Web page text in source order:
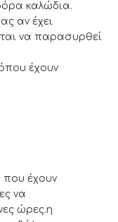
καλώδια.
αν έχει
να παρασυρθεί
έχουν
που έχουν
να
ώρες.η